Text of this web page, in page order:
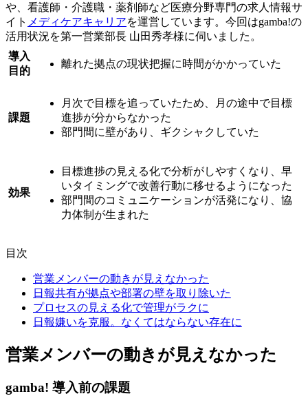
や、看護師・介護職・薬剤師など医療分野専門の求人情報サ
イト メディケアキャリアを運営しています。今回はgamba!の
活用状況を第一営業部長 山田秀孝様に伺いました。
導入
目的
離れた拠点の現状把握に時間がかかっていた
課題
月次で目標を追っていたため、月の途中で目標
進捗が分からなかった
部門間に壁があり、ギクシャクしていた
効果
目標進捗の見える化で分析がしやすくなり、早
いタイミングで改善行動に移せるようになった
部門間のコミュニケーションが活発になり、協
力体制が生まれた
目次
営業メンバーの動きが見えなかった
日報共有が拠点や部署の壁を取り除いた
プロセスの見える化で管理がラクに
日報嫌いを克服。なくてはならない存在に
営業メンバーの動きが見えなかった
gamba! 導入前の課題